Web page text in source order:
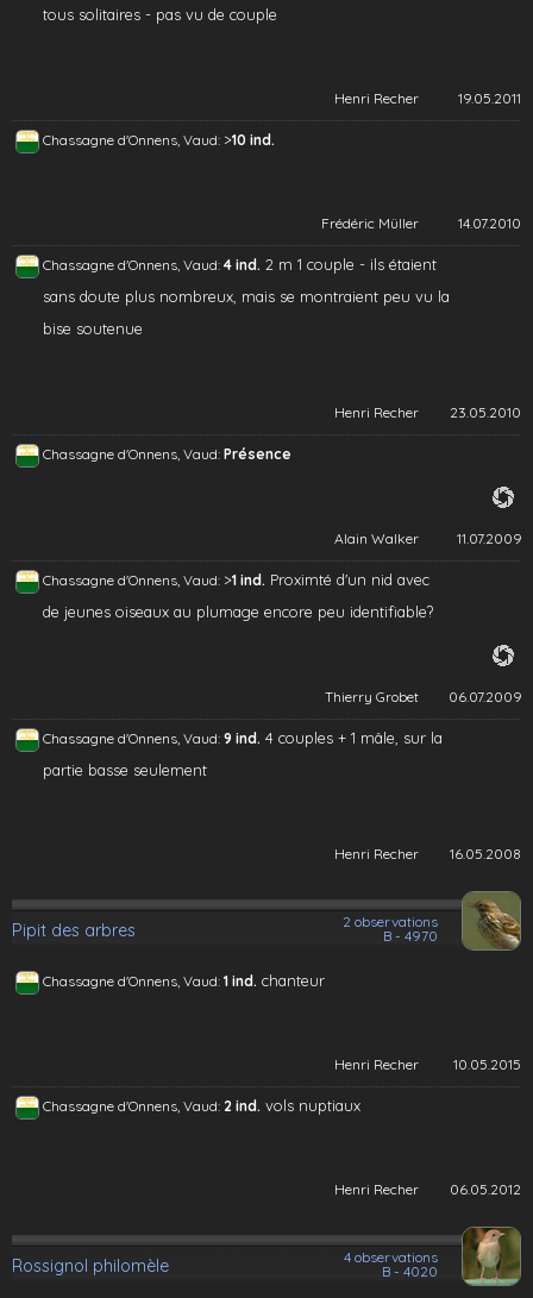
tous solitaires - pas vu de couple
Henri Recher 19.05.2011
Chassagne d'Onnens, Vaud: >10 ind.
Frédéric Müller 14.07.2010
Chassagne d'Onnens, Vaud: 4 ind. 2 m 1 couple - ils étaient
sans doute plus nombreux, mais se montraient peu vu la
bise soutenue
Henri Recher 23.05.2010
Chassagne d'Onnens, Vaud: Présence
Alain Walker 11.07.2009
Chassagne d'Onnens, Vaud: >1 ind. Proximté d'un nid avec
de jeunes oiseaux au plumage encore peu identifiable?
Thierry Grobet 06.07.2009
Chassagne d'Onnens, Vaud: 9 ind. 4 couples + 1 mâle, sur la
partie basse seulement
Henri Recher 16.05.2008
Pipit des arbres
2 observations
B - 4970
Chassagne d'Onnens, Vaud: 1 ind. chanteur
Henri Recher 10.05.2015
Chassagne d'Onnens, Vaud: 2 ind. vols nuptiaux
Henri Recher 06.05.2012
Rossignol philomèle
4 observations
B - 4020